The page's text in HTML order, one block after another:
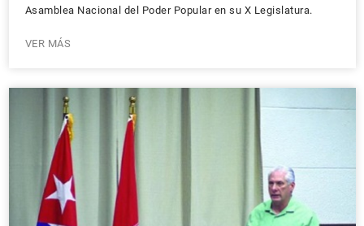
Asamblea Nacional del Poder Popular en su X Legislatura.
VER MÁS